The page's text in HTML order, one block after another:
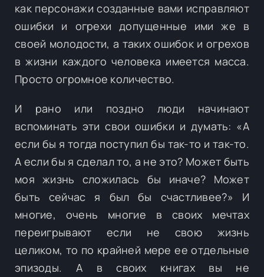
как персонажи созданные вами исправляют
ошибки и огрехи допущенные ими же в
своей молодости, а таких ошибок и огрехов
в жизни каждого человека имеется масса.
Просто огромное количество.
И рано или поздно люди начинают
вспоминать эти свои ошибки и думать: «А
если бы я тогда поступил бы так-то и так-то.
А если бы я сделал то, а не это? Может быть
моя жизнь сложилась бы иначе? Может
быть сейчас я был бы счастливее?» И
многие, очень многие в своих мечтах
переигрывают если не свою жизнь
целиком, то по крайней мере ее отдельные
эпизоды. А в своих книгах вы не